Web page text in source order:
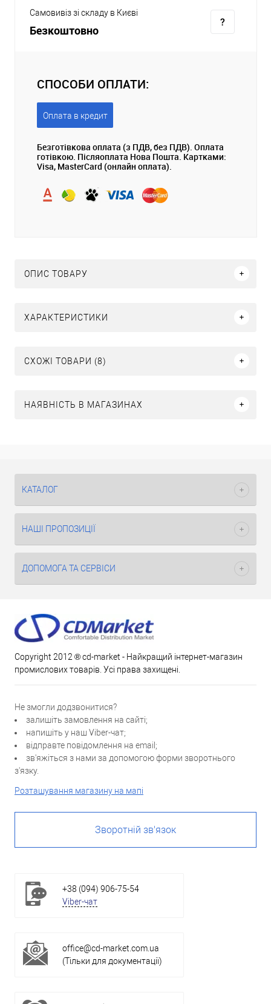
Самовивіз зі складу в Києві
Безкоштовно
СПОСОБИ ОПЛАТИ:
Оплата в кредит
Безготівкова оплата (з ПДВ, без ПДВ). Оплата
готівкою. Післяоплата Нова Пошта. Картками:
Visa, MasterCard (онлайн оплата).
ОПИС ТОВАРУ
ХАРАКТЕРИСТИКИ
СХОЖІ ТОВАРИ (8)
НАЯВНІСТЬ В МАГАЗИНАХ
КАТАЛОГ
НАШІ ПРОПОЗИЦІЇ
ДОПОМОГА ТА СЕРВІСИ
Copyright 2012 ® cd-market - Найкращий інтернет-магазин
промислових товарів. Усі права захищені.
Не змогли додзвонитися?
залишіть замовлення на сайті;
напишіть у наш Viber-чат;
відправте повідомлення на email;
зв'яжіться з нами за допомогою форми зворотнього
з'язку.
Розташування магазину на мапі
Зворотній зв'язок
+38 (094) 906-75-54
Viber-чат
office@cd-market.com.ua
(Тільки для документації)